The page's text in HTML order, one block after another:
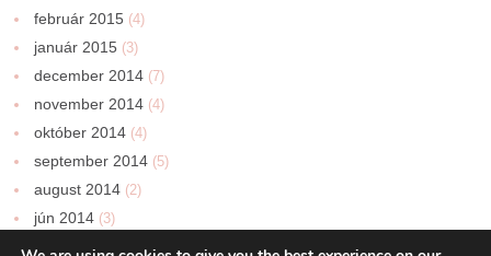
február 2015 (4)
január 2015 (3)
december 2014 (7)
november 2014 (4)
október 2014 (4)
september 2014 (5)
august 2014 (2)
jún 2014 (3)